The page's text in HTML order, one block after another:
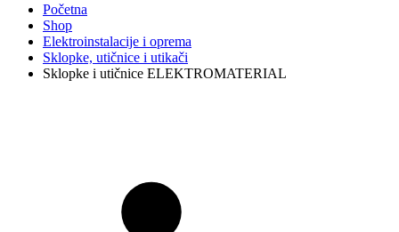
Početna
Shop
Elektroinstalacije i oprema
Sklopke, utičnice i utikači
Sklopke i utičnice ELEKTROMATERIAL